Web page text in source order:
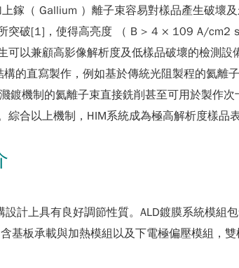
鎵（ Gallium ）離子束容易對樣品產生破壞
突破[1]，使得高亮度 （ B > 4 × 109 A/
以兼顧高影像解析度及低樣品破壞的檢測
的直寫製作，例如基於傳統光阻製程的氦
機制的氦離子束直接銑削甚至可用於製作
合以上機制，HIM系統成為極高解析度樣品
計上具有良好調節性質。ALD鍍膜系統模組
基板承載與加熱模組以及下電極偏壓模組，